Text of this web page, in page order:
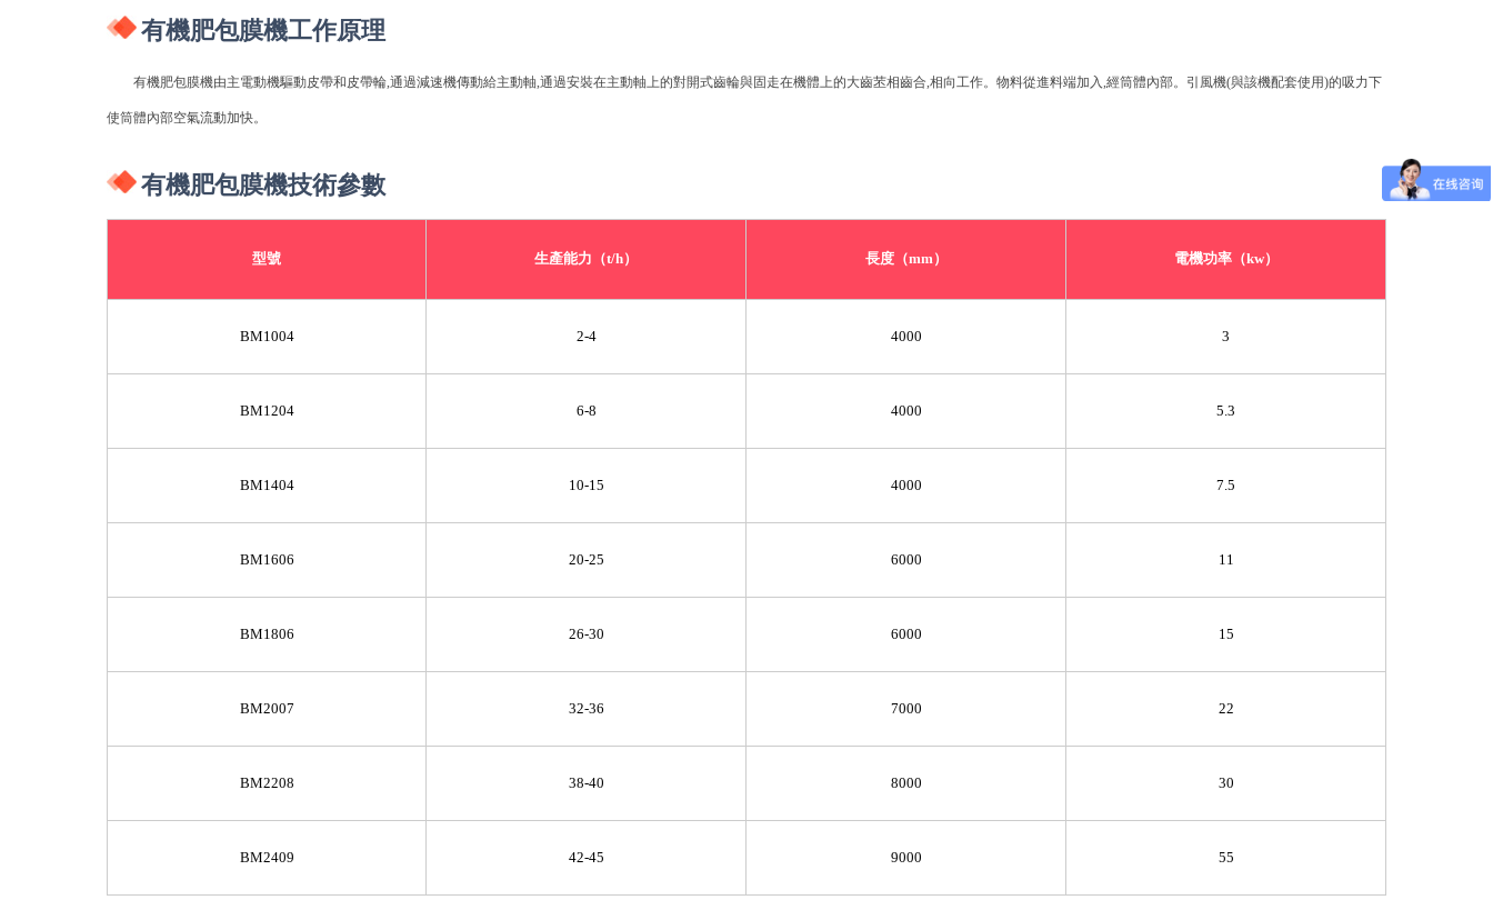
有機肥包膜機工作原理
有機肥包膜機由主電動機驅動皮帶和皮帶輪,通過減速機傳動給主動軸,通過安裝在主動軸上的對開式齒輪與固走在機體上的大齒苤相齒合,相向工作。物料從進料端加入,經筒體內部。引風機(與該機配套使用)的吸力下
使筒體內部空氣流動加快。
有機肥包膜機技術參數
型號 生產能力（t/h） 長度（mm） 電機功率（kw）
BM1004 2-4 4000 3
BM1204 6-8 4000 5.3
BM1404 10-15 4000 7.5
BM1606 20-25 6000 11
BM1806 26-30 6000 15
BM2007 32-36 7000 22
BM2208 38-40 8000 30
BM2409 42-45 9000 55